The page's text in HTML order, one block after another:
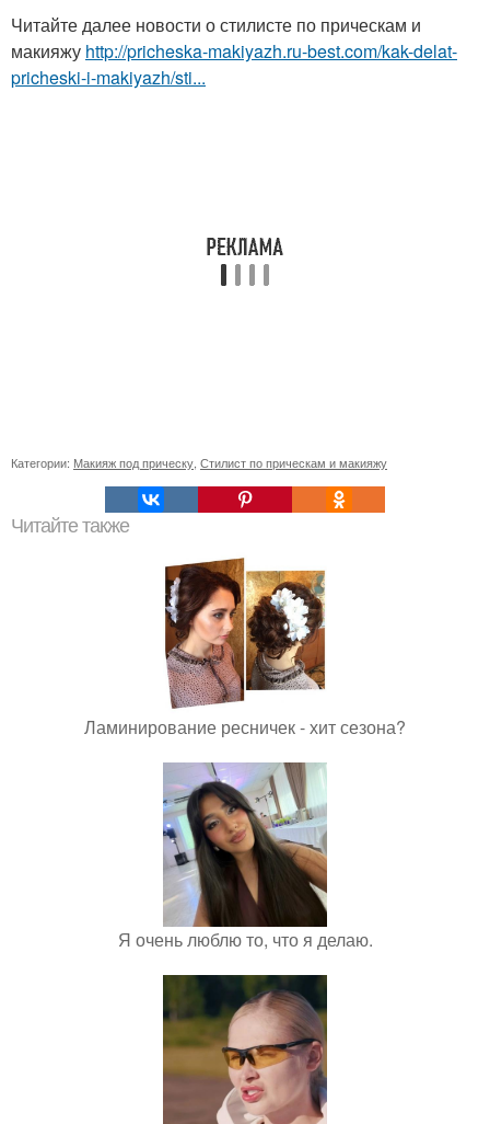
Читайте далее новости о стилисте по прическам и
макияжу http://pricheska-makiyazh.ru-best.com/kak-delat-
pricheski-i-makiyazh/sti...
Категории: Макияж под прическу Стилист по прическам и макияжу
Читайте также
Ламинирование ресничек - хит сезона?
Я очень люблю то, что я делаю.